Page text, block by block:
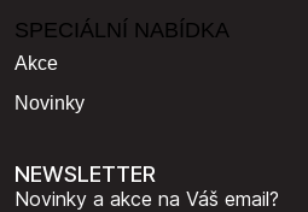
SPECIÁLNÍ NABÍDKA
Akce
Novinky
NEWSLETTER
Novinky a akce na Váš email?